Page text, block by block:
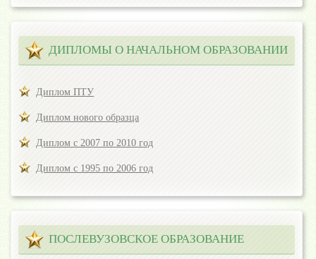
ДИПЛОМЫ О НАЧАЛЬНОМ ОБРАЗОВАНИИ
Диплом ПТУ
Диплом нового образца
Диплом с 2007 по 2010 год
Диплом с 1995 по 2006 год
ПОСЛЕВУЗОВСКОЕ ОБРАЗОВАНИЕ